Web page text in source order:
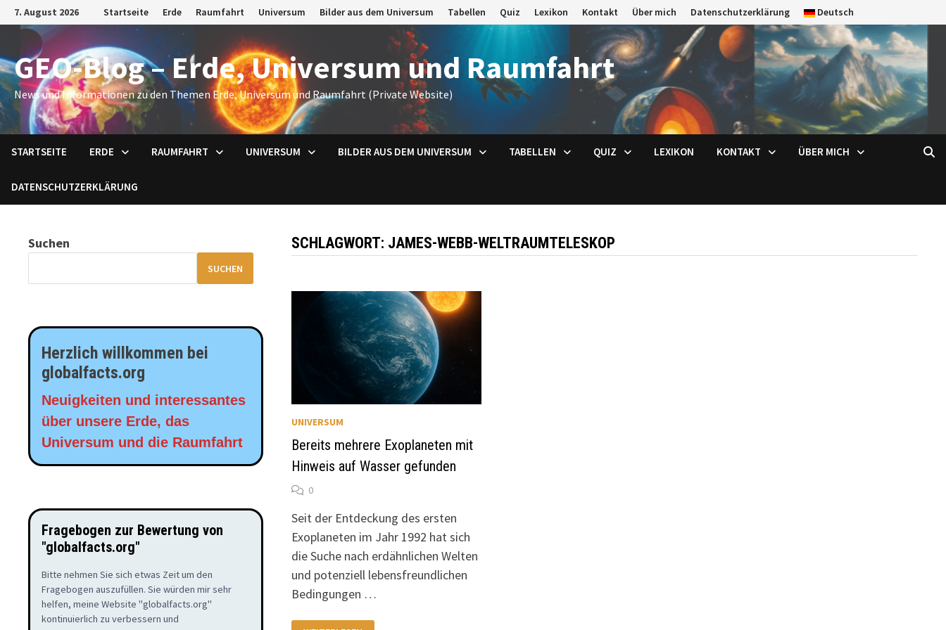
Zum
Inhalt
springen
7. August 2026 Startseite Erde Raumfahrt Universum Bilder aus dem Universum Tabellen Quiz Lexikon Kontakt Über mich Datenschutzerklärung Deutsch
GEO-Blog – Erde, Universum und Raumfahrt
News und Informationen zu den Themen Erde, Universum und Raumfahrt (Private Website)
STARTSEITE ERDE RAUMFAHRT UNIVERSUM BILDER AUS DEM UNIVERSUM TABELLEN QUIZ LEXIKON KONTAKT ÜBER MICH
DATENSCHUTZERKLÄRUNG
SCHLAGWORT: JAMES-WEBB-WELTRAUMTELESKOP
UNIVERSUM
Bereits mehrere Exoplaneten mit
Hinweis auf Wasser gefunden
0
Seit der Entdeckung des ersten
Exoplaneten im Jahr 1992 hat sich
die Suche nach erdähnlichen Welten
und potenziell lebensfreundlichen
Bedingungen …
BEREITS
Suchen
SUCHEN
Herzlich willkommen bei
globalfacts.org
Neuigkeiten und interessantes
über unsere Erde, das
Universum und die Raumfahrt
Fragebogen zur Bewertung von
"globalfacts.org"
Bitte nehmen Sie sich etwas Zeit um den
Fragebogen auszufüllen. Sie würden mir sehr
helfen, meine Website "globalfacts.org"
kontinuierlich zu verbessern und